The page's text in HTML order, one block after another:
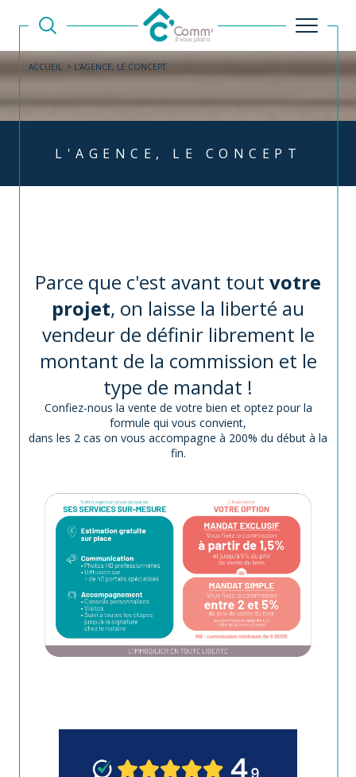
ACCUEIL L'AGENCE, LE CONCEPT
L'AGENCE, LE CONCEPT
Parce que c'est avant tout votre
projet, on laisse la liberté au
vendeur de définir librement le
montant de la commission et le
type de mandat !
Confiez-nous la vente de votre bien et optez pour la
formule qui vous convient,
dans les 2 cas on vous accompagne à 200% du début à la
fin.